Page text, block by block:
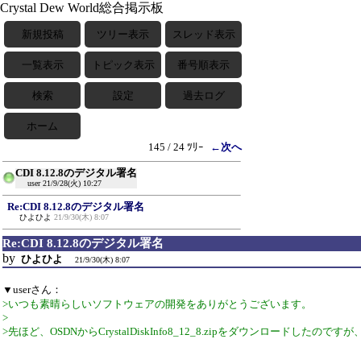
Crystal Dew World総合掲示板
新規投稿 ツリー表示 スレッド表示
一覧表示 トピック表示 番号順表示
検索 設定 過去ログ
ホーム
145 / 24 ﾂﾘｰ
←次へ
CDI 8.12.8のデジタル署名
user 21/9/28(火) 10:27
Re:CDI 8.12.8のデジタル署名
ひよひよ 21/9/30(木) 8:07
Re:CDI 8.12.8のデジタル署名
by ひよひよ 21/9/30(木) 8:07
▼userさん：
>いつも素晴らしいソフトウェアの開発をありがとうございます。
>
>先ほど、OSDNからCrystalDiskInfo8_12_8.zipをダウンロードしたのですが